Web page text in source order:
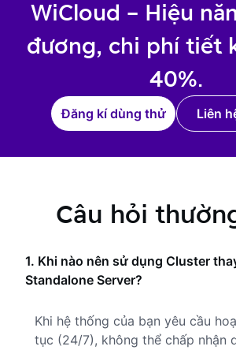
WiCloud – Hiệu
đương, chi phí tiết
40%.
Đăng kí dùng thử Liên
Câu hỏi
1. Khi nào nên sử dụng Cluster
Standalone Server?
Khi hệ thống của bạn yêu cầu
tục (24/7), không thể chấp nhận